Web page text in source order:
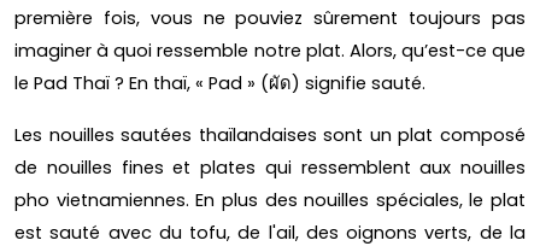
première fois, vous ne pouviez sûrement toujours pas
imaginer à quoi ressemble notre plat. Alors, qu’est-ce que
le Pad Thaï ? En thaï, « Pad » (ผัด) signifie sauté.
Les nouilles sautées thaïlandaises sont un plat composé
de nouilles fines et plates qui ressemblent aux nouilles
pho vietnamiennes. En plus des nouilles spéciales, le plat
est sauté avec du tofu, de l'ail, des oignons verts, de la